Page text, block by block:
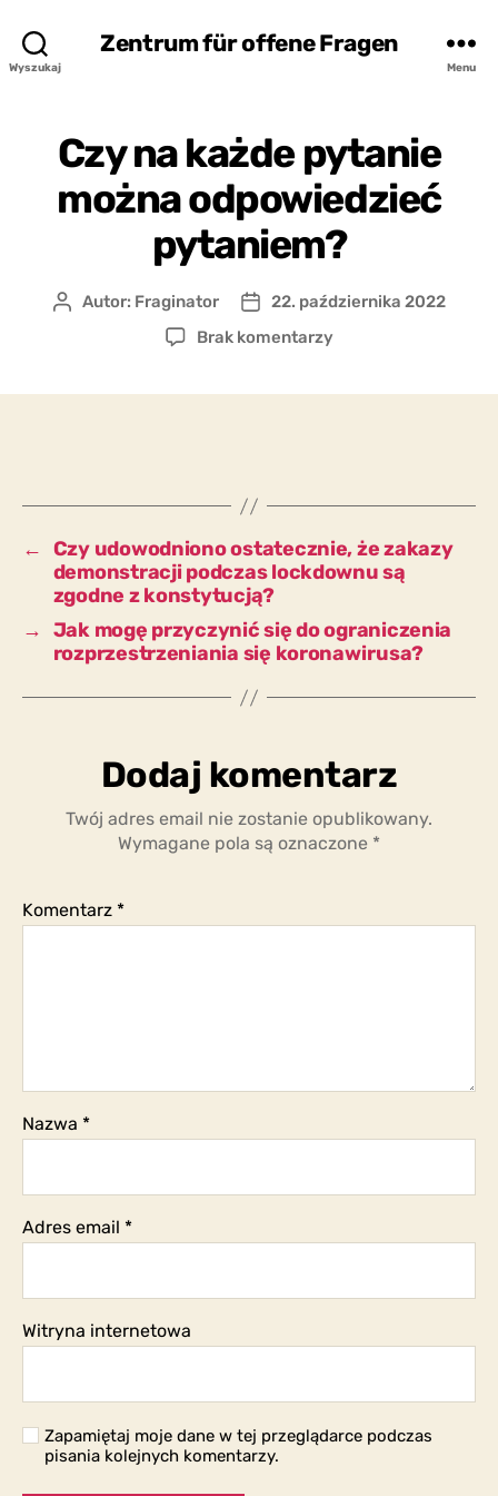
Wyszukaj
Zentrum für offene Fragen
Menu
Czy na każde pytanie
można odpowiedzieć
pytaniem?
AutorAutor: Fraginator
Data
wpisu
22. października 2022
Brak komentarzydo
pytaniem?
← Czy udowodniono ostatecznie, że zakazy
demonstracji podczas lockdownu są
zgodne z konstytucją?
→ Jak mogę przyczynić się do ograniczenia
rozprzestrzeniania się koronawirusa?
Dodaj komentarz
Twój adres email nie zostanie opublikowany.
Wymagane pola są oznaczone *
Komentarz *
Nazwa *
Adres email *
Witryna internetowa
Zapamiętaj moje dane w tej przeglądarce podczas
pisania kolejnych komentarzy.